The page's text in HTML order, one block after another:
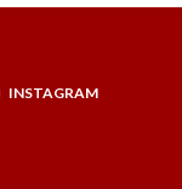
INSTAGRAM